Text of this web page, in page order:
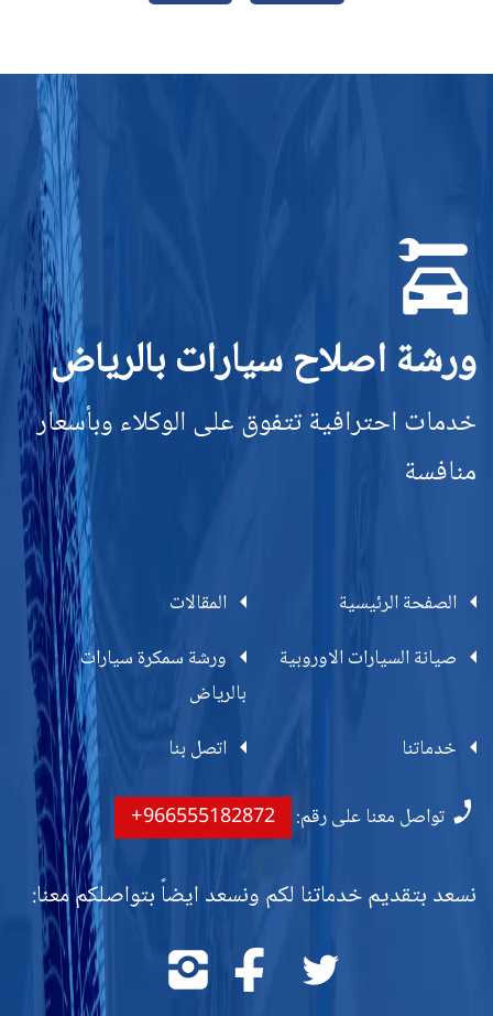
ورشة اصلاح سيارات بالرياض
خدمات احترافية تتفوق على الوكلاء وبأسعار
منافسة
الصفحة الرئيسية
المقالات
صيانة السيارات الاوروبية
ورشة سمكرة سيارات
بالرياض
خدماتنا
اتصل بنا
تواصل معنا على رقم: +966555182872
نسعد بتقديم خدماتنا لكم ونسعد ايضاً بتواصلكم معنا:
تابعنا
تابعنا
على